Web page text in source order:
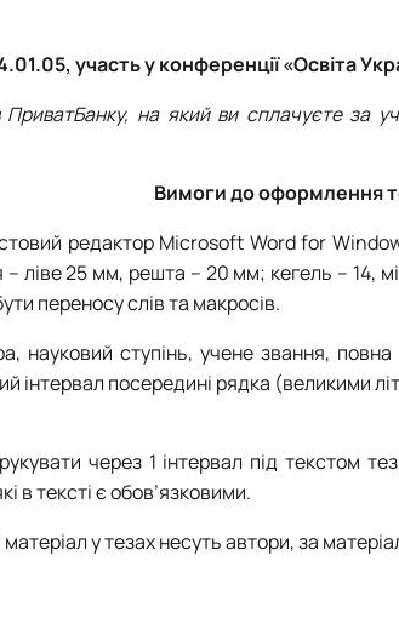
участь у конференції «Освіта
ПриватБанку, на який ви сплачуєте за
Вимоги до оформлення
редактор Microsoft Word for
ліве 25 мм, решта – 20 мм; кегель – 14,
переносу слів та макросів.
науковий ступінь, учене звання,
інтервал посередині рядка (великими
через 1 інтервал під текстом
в тексті є обов’язковими.
у тезах несуть автори, за